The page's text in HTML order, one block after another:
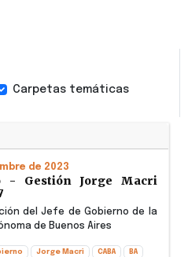
Carpetas temáticas
de 2023
- Gestión Jorge Macri
del Jefe de Gobierno de la
de Buenos Aires
Jorge Macri CABA BA